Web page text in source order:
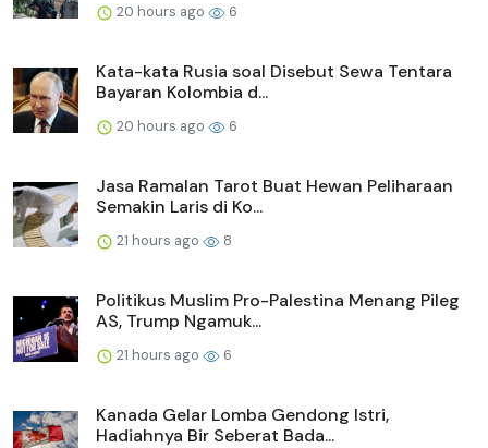
20 hours ago 6
Kata-kata Rusia soal Disebut Sewa Tentara
Bayaran Kolombia d...
20 hours ago 6
Jasa Ramalan Tarot Buat Hewan Peliharaan
Semakin Laris di Ko...
21 hours ago 8
Politikus Muslim Pro-Palestina Menang Pileg
AS, Trump Ngamuk...
21 hours ago 6
Kanada Gelar Lomba Gendong Istri,
Hadiahnya Bir Seberat Bada...